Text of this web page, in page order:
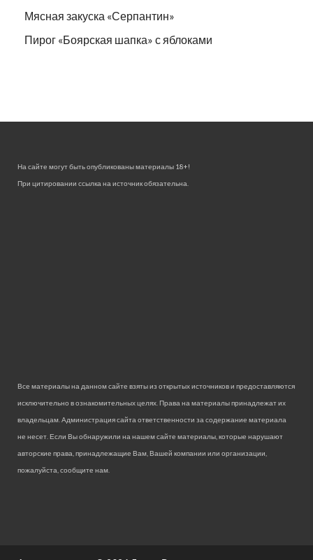
Мясная закуска «Серпантин»
Пирог «Боярская шапка» с яблоками
На сайте могут быть опубликованы материалы 18+!
При цитировании ссылка на источник обязательна.
Все материалы на данном сайте взяты из открытых источников и предоставляются
исключительно в ознакомительных целях. Права на материалы принадлежат их
владельцам. Администрация сайта ответственности за содержание материала
не несет. Если Вы обнаружили на нашем сайте материалы, которые нарушают
авторские права, принадлежащие Вам, Вашей компании или организации,
пожалуйста, сообщите нам.